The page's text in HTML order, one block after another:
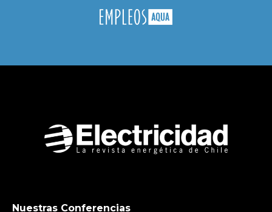
Nuestras Conferencias